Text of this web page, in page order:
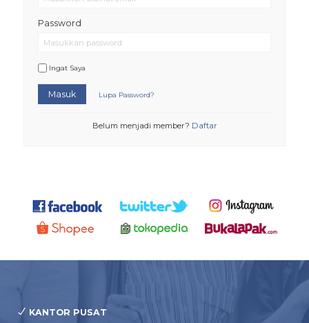
Password
Ingat Saya
Masuk Lupa Password?
Belum menjadi member? Daftar
KANTOR PUSAT